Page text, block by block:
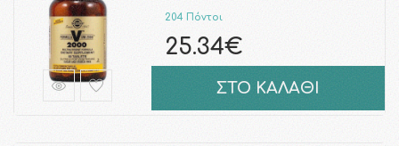
204 Πόντοι
25.34€
ΣΤΟ ΚΑΛΑΘΙ